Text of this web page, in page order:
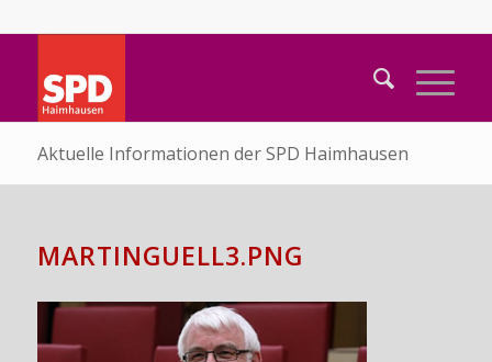
Aktuelle Informationen der SPD Haimhausen
MARTINGUELL3.PNG